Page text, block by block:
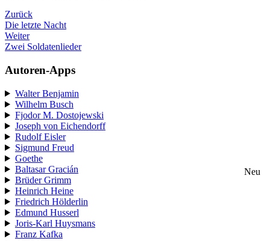
Zurück
Die letzte Nacht
Weiter
Zwei Soldatenlieder
Autoren-Apps
Walter Benjamin
Wilhelm Busch
Fjodor M. Dostojewski
Joseph von Eichendorff
Rudolf Eisler
Sigmund Freud
Goethe
Baltasar Gracián
Neu
Brüder Grimm
Heinrich Heine
Friedrich Hölderlin
Edmund Husserl
Joris-Karl Huysmans
Franz Kafka